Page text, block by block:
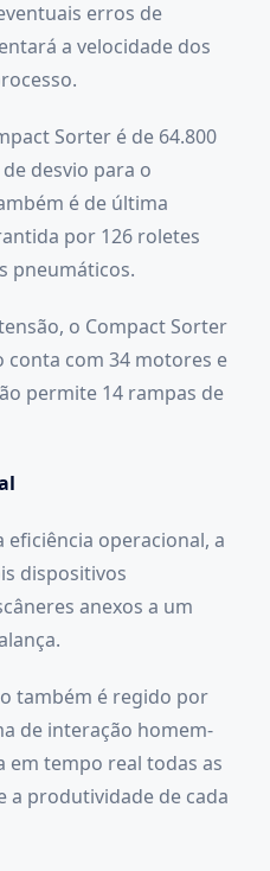
erros de
a velocidade dos
Sorter é de 64.800
desvio para o
é de última
por 126 roletes
pneumáticos.
o Compact Sorter
conta com 34 motores e
permite 14 rampas de
operacional, a
dispositivos
anexos a um
também é regido por
de interação homem-
em tempo real todas as
a produtividade de cada